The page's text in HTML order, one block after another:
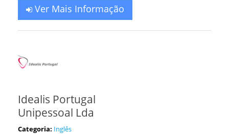
Ver Mais Informação
Idealis Portugal
Unipessoal Lda
Categoria: Inglês